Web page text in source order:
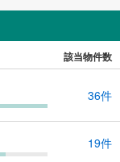
該当物件数
36件
19件